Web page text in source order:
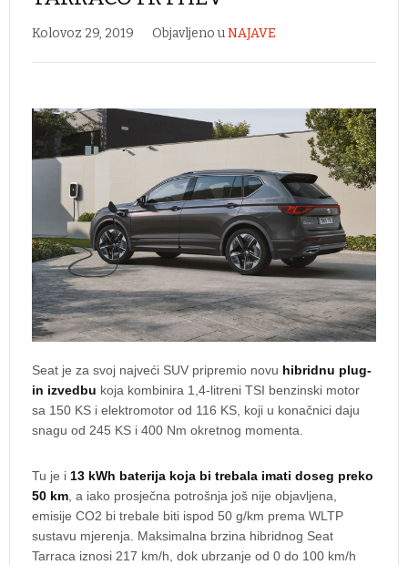
Kolovoz 29, 2019 Objavljeno uNAJAVE
Seat je za svoj najveći SUV pripremio novu hibridnu plug-
in izvedbu koja kombinira 1,4-litreni TSI benzinski motor
sa 150 KS i elektromotor od 116 KS, koji u konačnici daju
snagu od 245 KS i 400 Nm okretnog momenta.
Tu je i 13 kWh baterija koja bi trebala imati doseg preko
50 km, a iako prosječna potrošnja još nije objavljena,
emisije CO2 bi trebale biti ispod 50 g/km prema WLTP
sustavu mjerenja. Maksimalna brzina hibridnog Seat
Tarraca iznosi 217 km/h, dok ubrzanje od 0 do 100 km/h